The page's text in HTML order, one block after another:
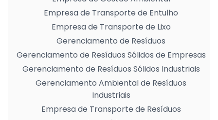
Empresa de Transporte de Entulho
Empresa de Transporte de Lixo
Gerenciamento de Resíduos
Gerenciamento de Resíduos Sólidos de Empresas
Gerenciamento de Resíduos Sólidos Industriais
Gerenciamento Ambiental de Resíduos
Industriais
Empresa de Transporte de Resíduos